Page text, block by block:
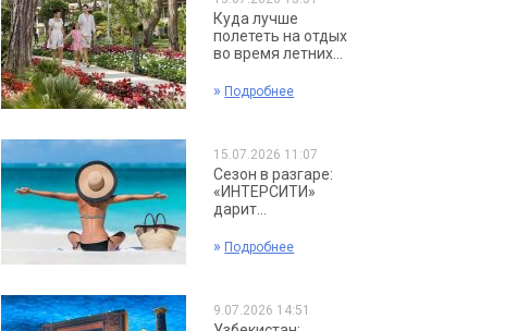
Куда лучше
полететь на отдых
во время летних...
» Подробнее
15.07.2026 11:07
Сезон в разгаре:
«ИНТЕРСИТИ»
дарит...
» Подробнее
9.07.2026 14:51